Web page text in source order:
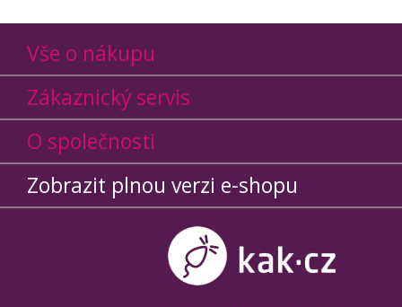
Vše o nákupu
Zákaznický servis
O společnosti
Zobrazit plnou verzi e-shopu